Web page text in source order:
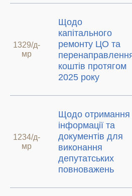
1329/д-
мр
Щодо
капітального
ремонту ЦО та
коштів протягом
2025 року
1234/д-
мр
Щодо отримання
інформації та
документів для
виконання
депутатських
повноважень